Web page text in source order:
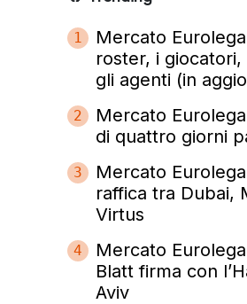
1
Mercato
roster, i
gli agenti (in
2
Mercato
di quattro giorni
3
Mercato
raffica tra Dubai,
Virtus
4
Mercato
Blatt firma con
Aviv